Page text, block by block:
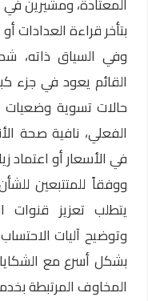
بتأخر قراءة العدادات
وفي السياق ذاته،
القائم يعود في جزء
حالات تسوية وضعيات
الفعلي، نافية صحة
في الأسعار أو اعتماد
ووفقاً للمتتبعين
يتطلب تعزيز قنوات
وتوضيح آليات
بشكل أسرع مع
المخاوف المرتبطة